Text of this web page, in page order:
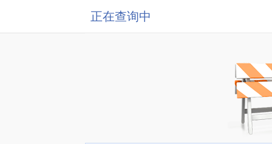
正在查询中